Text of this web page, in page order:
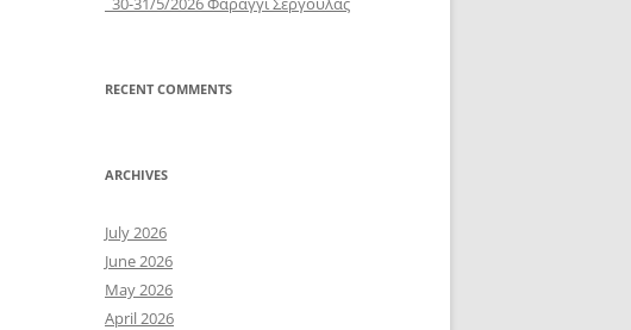
RECENT COMMENTS
ARCHIVES
July 2026
June 2026
May 2026
April 2026